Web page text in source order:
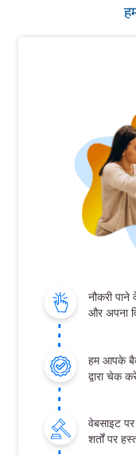
नौकरी
और अपना
हम आपके
द्वारा चेक
वेबसाइट
शर्तों पर